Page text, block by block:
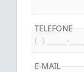
TELEFONE
E-MAIL